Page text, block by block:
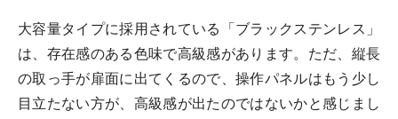
大容量タイプに採用されている「ブラックステンレス」
は、存在感のある色味で高級感があります。ただ、縦長
の取っ手が扉面に出てくるので、操作パネルはもう少し
目立たない方が、高級感が出たのではないかと感じまし